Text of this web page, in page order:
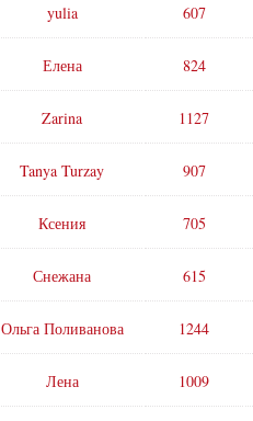
yulia 607
Елена 824
Zarina 1127
Tanya Turzay 907
Ксения 705
Снежана 615
Ольга Поливанова 1244
Лена 1009